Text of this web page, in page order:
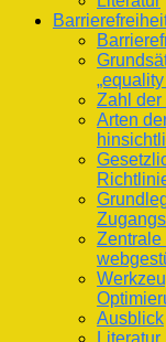
Zahl der
Arten
Zentrale
Ausblick
Literatur